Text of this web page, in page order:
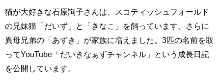
猫が大好きな石原詢子さんは、スコティッシュフォールド
の兄妹猫「だいず」と「きなこ」を飼っています。さらに
異母兄弟の「あずき」が家族に増えました。3匹の名前を取
ってYouTube「だいきなぁずチャンネル」という成長日記
を公開しています。